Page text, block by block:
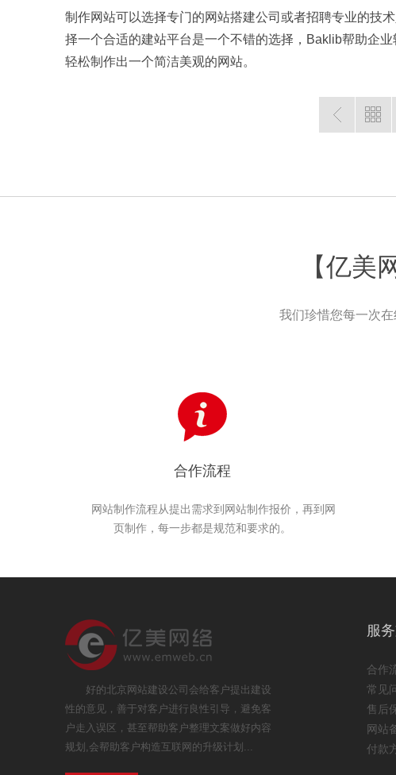
制作网站可以选择专门的网站搭建公司或者招聘专业的技
择一个合适的建站平台是一个不错的选择，Baklib帮助企
轻松制作出一个简洁美观的网站。
【亿美
我们珍惜您每一次
合作流程
网站制作流程从提出需求到网站制作报价，再到网
页制作，每一步都是规范和要求的。
好的北京网站建设公司会给客户提出建设
性的意见，善于对客户进行良性引导，避免客
户走入误区，甚至帮助客户整理文案做好内容
规划,会帮助客户构造互联网的升级计划...
服
合作
常见
售后
网站
付款